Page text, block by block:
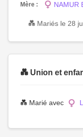
Mère :
NAMUR
💑 Mariés le 28
💑 Union et
💑 Marié avec